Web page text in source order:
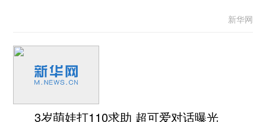
新华网
3岁萌娃打110求助 超可爱对话曝光